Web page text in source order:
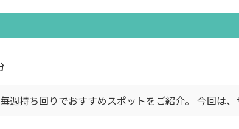
持ち回りでおすすめスポットをご紹介。 今回は、